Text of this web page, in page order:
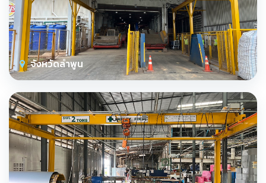
จังหวัดลำพูน